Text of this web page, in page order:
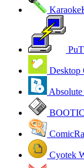
Desktop
Cyotek